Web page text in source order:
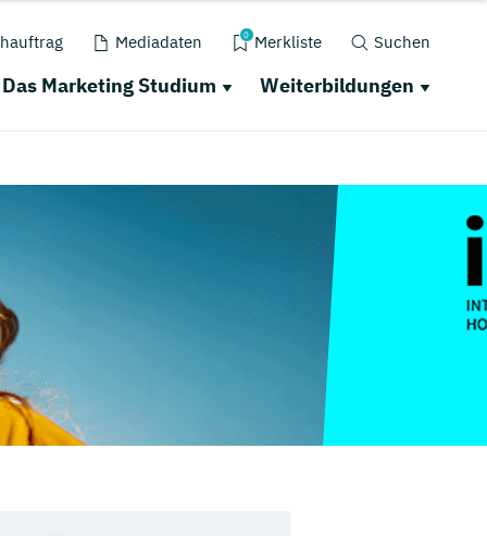
Mediadaten 0 Merkliste Suchen
Das Marketing Studium Weiterbildungen